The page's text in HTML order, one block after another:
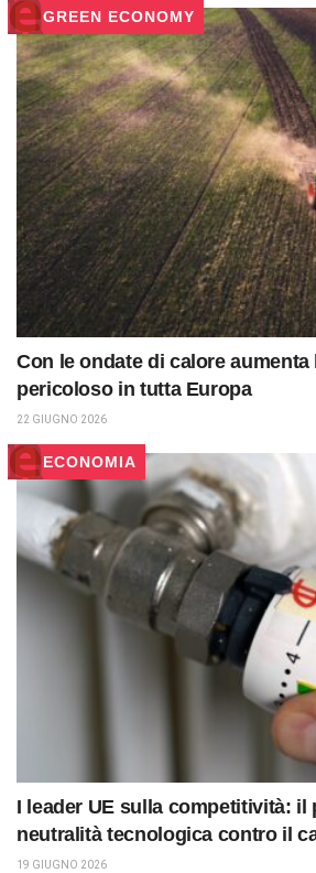
GREEN ECONOMY
Con le ondate di calore aumenta
pericoloso in tutta Europa
22 GIUGNO 2026
ECONOMIA
I leader UE sulla competitività: il
neutralità tecnologica contro il
19 GIUGNO 2026